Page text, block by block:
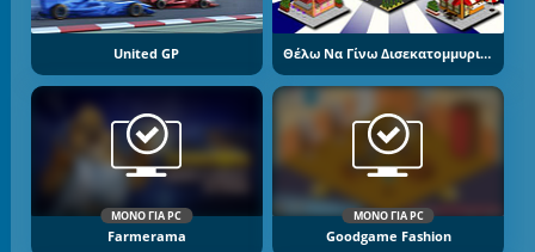
United GP Θέλω Να Γίνω Δισεκατομμυριούχος
ΜΌΝΟ ΓΙΑ PC
Farmerama
ΜΌΝΟ ΓΙΑ PC
Goodgame Fashion